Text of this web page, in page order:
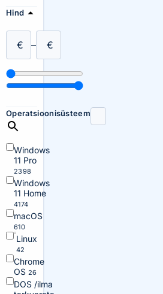
Hind
€ – €
Operatsioonisüsteem
Windows
11 Pro
2398
Windows
11 Home
4174
macOS
610
Linux
42
Chrome
OS 26
DOS /ilma